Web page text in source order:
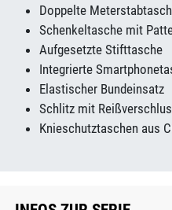
Doppelte
Schenkeltasche mit
Aufgesetzte Stifttasche
Integrierte
Elastischer Bundeinsatz
Schlitz mit
Knieschutztaschen aus